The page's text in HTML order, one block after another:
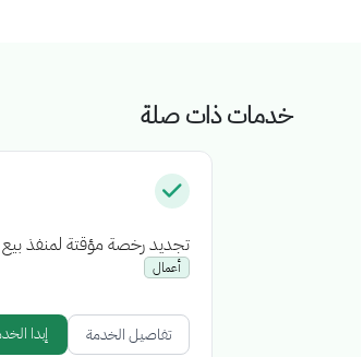
خدمات ذات صلة
تجديد رخصة مؤقتة لمنفذ
أعمال
تفاصيل الخدمة إبدا